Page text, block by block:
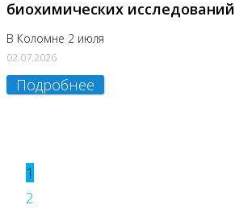
биохимических исследований
В Коломне 2 июля
02.07.2026
Подробнее
1
2